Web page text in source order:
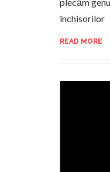
închisorilor
READ MORE